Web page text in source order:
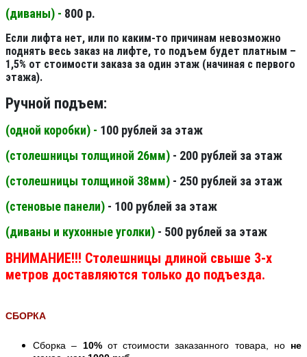
(диваны) - 800 р.
Если лифта нет, или по каким-то причинам невозможно
поднять весь заказ на лифте, то подъем будет платным –
1,5% от стоимости заказа за один этаж (начиная с первого
этажа).
Ручной подъем:
(одной коробки) - 100 рублей за этаж
(столешницы толщиной 26мм) - 200 рублей за этаж
(столешницы толщиной 38мм) - 250 рублей за этаж
(стеновые панели) - 100 рублей за этаж
(диваны и кухонные уголки) - 500 рублей за этаж
ВНИМАНИЕ!!! Столешницы длиной свыше 3-х
метров доставляются только до подъезда.
СБОРКА
Сборка – 10%от стоимости заказанного товара, но не